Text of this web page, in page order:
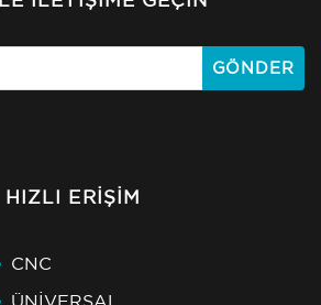
GÖNDER
HIZLI ERIŞIM
CNC
ÜNİVERSAL